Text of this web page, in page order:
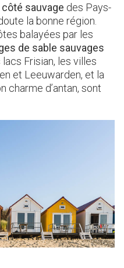
côté sauvage des Pays-
la bonne région.
balayées par les
de sable sauvages
lacs Frisian, les villes
et Leeuwarden, et la
charme d’antan, sont